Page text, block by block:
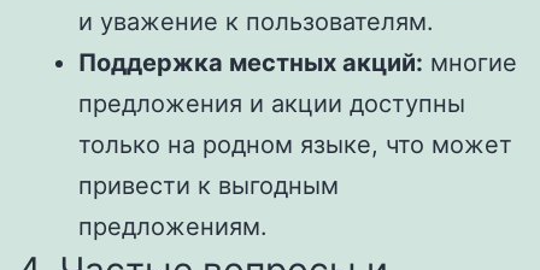
и уважение к пользователям.
Поддержка местных акций: многие
предложения и акции доступны
только на родном языке, что может
привести к выгодным
предложениям.